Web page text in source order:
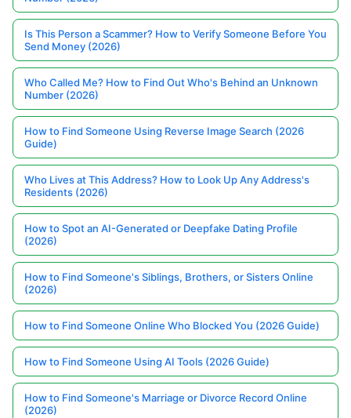
Is This Person a Scammer? How to Verify Someone Before You
Send Money (2026)
Who Called Me? How to Find Out Who's Behind an Unknown
Number (2026)
How to Find Someone Using Reverse Image Search (2026
Guide)
Who Lives at This Address? How to Look Up Any Address's
Residents (2026)
How to Spot an AI-Generated or Deepfake Dating Profile
(2026)
How to Find Someone's Siblings, Brothers, or Sisters Online
(2026)
How to Find Someone Online Who Blocked You (2026 Guide)
How to Find Someone Using AI Tools (2026 Guide)
How to Find Someone's Marriage or Divorce Record Online
(2026)